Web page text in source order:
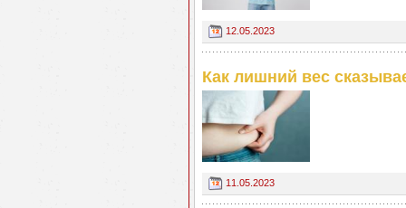
12.05.2023
Как лишний вес
11.05.2023